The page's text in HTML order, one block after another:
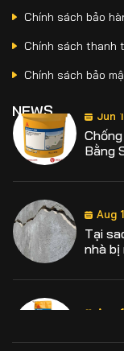
Chính sách bảo
Chính sách thanh
Chính sách bảo
NEWS
Jun
Bằng
Aug
nhà
Aug
Định
Aug